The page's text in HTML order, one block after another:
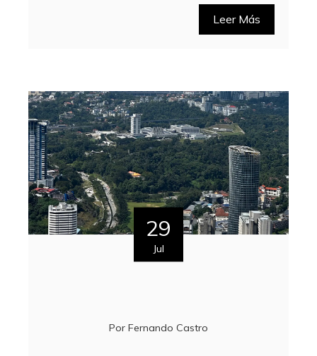
Leer Más
29
Jul
Por Fernando Castro